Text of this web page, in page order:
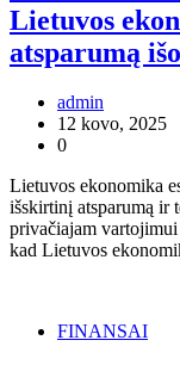
Lietuvos
atsparumą
admin
12 kovo, 2025
0
Lietuvos ekonomika
išskirtinį atsparumą ir
privačiajam
kad Lietuvos
FINANSAI